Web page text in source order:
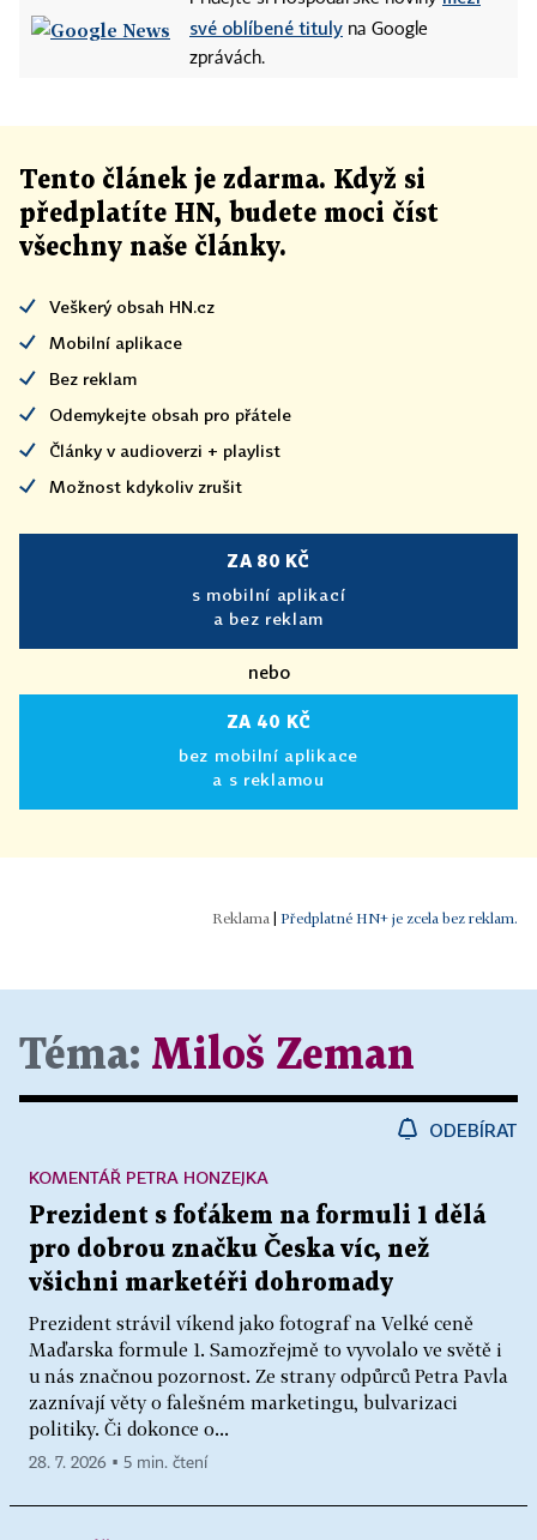
své oblíbené tituly na Google
zprávách.
Tento článek je zdarma. Když si
předplatíte HN, budete moci číst
všechny naše články.
Veškerý obsah HN.cz
Mobilní aplikace
Bez reklam
Odemykejte obsah pro přátele
Články v audioverzi + playlist
Možnost kdykoliv zrušit
ZA 80 KČ
s mobilní aplikací
a bez reklam
nebo
ZA 40 KČ
bez mobilní aplikace
a s reklamou
Předplatné HN+ je zcela bez reklam.
Téma: Miloš Zeman
ODEBÍRAT
Prezident s foťákem na formuli 1 dělá
pro dobrou značku Česka víc, než
všichni marketéři dohromady
Prezident strávil víkend jako fotograf na Velké ceně
Maďarska formule 1. Samozřejmě to vyvolalo ve světě i
u nás značnou pozornost. Ze strany odpůrců Petra Pavla
zaznívají věty o falešném marketingu, bulvarizaci
politiky. Či dokonce o...
KOMENTÁŘ PETRA HONZEJKA
28. 7. 2026 ▪ 5 min. čtení